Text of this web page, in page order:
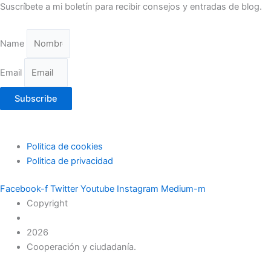
Suscríbete a mi boletín para recibir consejos y entradas de blog.
Name
Email
Subscribe
Politica de cookies
Politica de privacidad
Facebook-f Twitter Youtube Instagram Medium-m
Copyright
2026
Cooperación y ciudadanía.